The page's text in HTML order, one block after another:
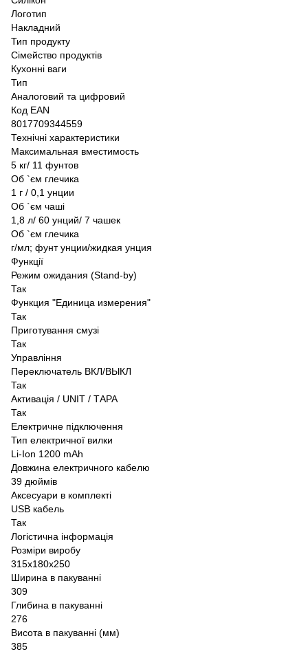
Логотип
Накладний
Тип продукту
Сімейство продуктів
Кухонні ваги
Тип
Аналоговий та цифровий
Код EAN
8017709344559
Технічні характеристики
Максимальная вместимость
5 кг/ 11 фунтов
Об `єм глечика
1 г / 0,1 унции
Об `єм чаші
1,8 л/ 60 унций/ 7 чашек
Об `єм глечика
г/мл; фунт унции/жидкая унция
Функції
Режим ожидания (Stand-by)
Так
Функция "Единица измерения"
Так
Приготування смузі
Так
Управління
Переключатель ВКЛ/ВЫКЛ
Так
Активація / UNIT / ТАРА
Так
Електричне підключення
Тип електричної вилки
Li-Ion 1200 mAh
Довжина електричного кабелю
39 дюймів
Аксесуари в комплекті
USB кабель
Так
Логістична інформація
Розміри виробу
315x180x250
Ширина в пакуванні
309
Глибина в пакуванні
276
Висота в пакуванні (мм)
385